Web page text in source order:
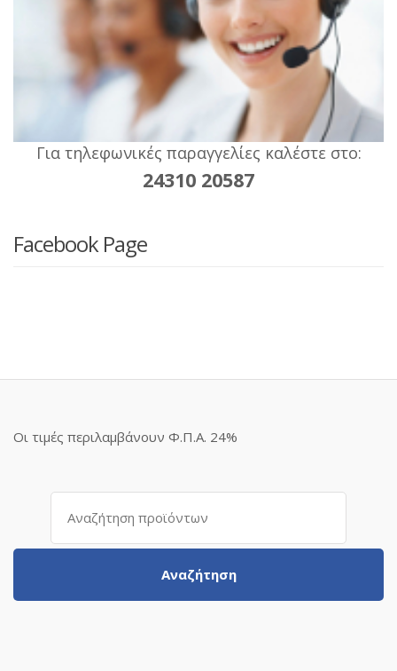
Για τηλεφωνικές παραγγελίες καλέστε στο:
24310 20587
Facebook Page
Οι τιμές περιλαμβάνουν Φ.Π.Α. 24%
Αναζήτηση
Αναζήτηση